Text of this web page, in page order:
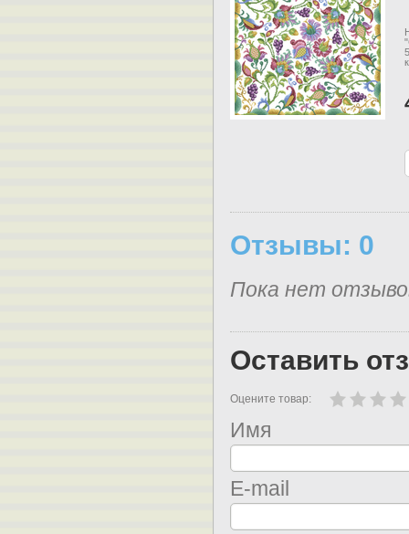
Отзывы: 0
Пока нет
Оставить
Оцените товар:
Имя
E-mail